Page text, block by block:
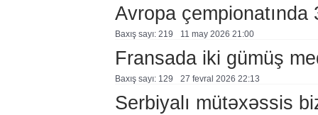
Avropa çempionatında
Baxış sayı: 219 11 may 2026 21:00
Fransada iki gümüş
Baxış sayı: 129 27 fevral 2026 22:13
Serbiyalı mütəxəssis